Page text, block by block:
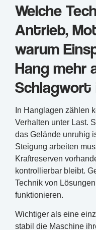
Welche
Antrieb,
warum
Hang mehr
In Hanglagen zählen
Verhalten unter Last.
das Gelände unruhig
Steigung arbeiten
Kraftreserven
kontrollierbar bleibt.
Technik von
funktionieren.
Wichtiger als eine
stabil die Maschine